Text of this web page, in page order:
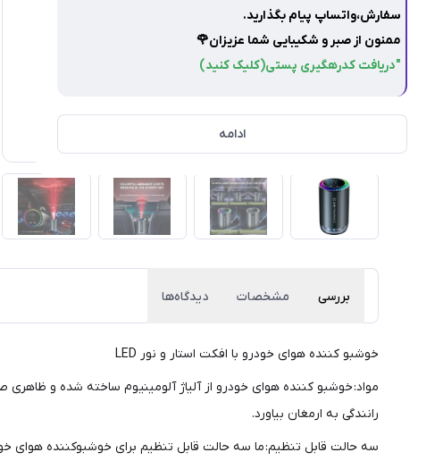
سفارش،واتساپ پیام بگذارید.
ممنون از صبر و شکیبایی شما عزیزان🌹
"دریافت کدرهگیری پستی(کلیک کنید)
ادامه
بررسی مشخصات دیدگاه‌ها
خوشبو کننده هوای خودرو با افکت استار و نور LED
مواد: خوشبو کننده هوای خودرو از آلیاژ آلومینیوم ساخته شده و
رانندگی به ارمغان بیاورد.
سه حالت قابل تنظیم: ما سه حالت قابل تنظیم برای خوشبوکننده هوای